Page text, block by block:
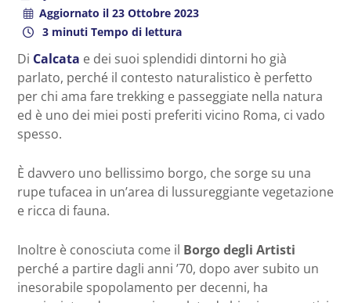
Aggiornato il23 Ottobre 2023
3 minuti Tempo di lettura
Di Calcata e dei suoi splendidi dintorni ho già
parlato, perché il contesto naturalistico è perfetto
per chi ama fare trekking e passeggiate nella natura
ed è uno dei miei posti preferiti vicino Roma, ci vado
spesso.
È davvero uno bellissimo borgo, che sorge su una
rupe tufacea in un’area di lussureggiante vegetazione
e ricca di fauna.
Inoltre è conosciuta come il Borgo degli Artisti
perché a partire dagli anni ’70, dopo aver subito un
inesorabile spopolamento per decenni, ha